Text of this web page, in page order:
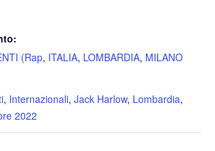
(Rap, ITALIA, LOMBARDIA, MILANO
, Internazionali, Jack Harlow, Lombardia,
2022